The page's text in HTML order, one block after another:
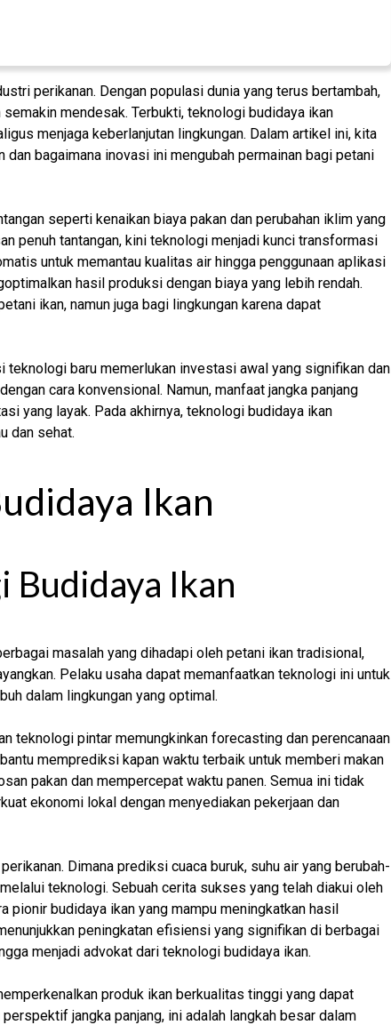
perikanan. Dengan populasi dunia yang terus bertambah,
mendesak. Terbukti, teknologi budidaya ikan
menjaga keberlanjutan lingkungan. Dalam artikel ini, kita
bagaimana inovasi ini mengubah permainan bagi petani
seperti kenaikan biaya pakan dan perubahan iklim yang
penuh tantangan, kini teknologi menjadi kunci transformasi
untuk memantau kualitas air hingga penggunaan aplikasi
hasil produksi dengan biaya yang lebih rendah.
ikan, namun juga bagi lingkungan karena dapat
teknologi baru memerlukan investasi awal yang signifikan dan
cara konvensional. Namun, manfaat jangka panjang
yang layak. Pada akhirnya, teknologi budidaya ikan
dan sehat.
Ikan
Ikan
masalah yang dihadapi oleh petani ikan tradisional,
Pelaku usaha dapat memanfaatkan teknologi ini untuk
dalam lingkungan yang optimal.
teknologi pintar memungkinkan forecasting dan perencanaan
memprediksi kapan waktu terbaik untuk memberi makan
pakan dan mempercepat waktu panen. Semua ini tidak
ekonomi lokal dengan menyediakan pekerjaan dan
Dimana prediksi cuaca buruk, suhu air yang berubah-
teknologi. Sebuah cerita sukses yang telah diakui oleh
pionir budidaya ikan yang mampu meningkatkan hasil
peningkatan efisiensi yang signifikan di berbagai
menjadi advokat dari teknologi budidaya ikan.
produk ikan berkualitas tinggi yang dapat
jangka panjang, ini adalah langkah besar dalam